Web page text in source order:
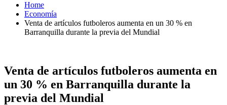
Home
Economía
Venta de artículos futboleros aumenta en un 30 % en
Barranquilla durante la previa del Mundial
Venta de artículos futboleros aumenta en
un 30 % en Barranquilla durante la
previa del Mundial